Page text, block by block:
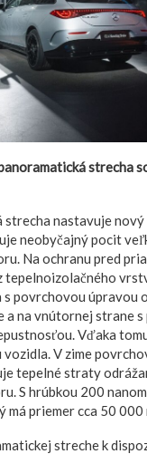
strecha
strecha nastavuje
neobyčajný pocit
Na ochranu pred
tepelnoizolačného
s povrchovou úpravou
a na vnútornej strane
Vďaka
V zime
tepelné straty
S hrúbkou 200
má priemer cca 50
streche k